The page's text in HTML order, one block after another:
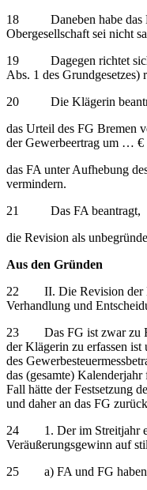
18 Daneben habe das FA
Obergesellschaft sei nicht
19 Dagegen richtet sich
Abs. 1 des Grundgesetzes)
20 Die Klägerin
das Urteil des FG Bremen
der Gewerbeertrag um …
das FA unter Aufhebung
vermindern.
21 Das FA beantragt,
die Revision als
Aus den Gründen
22 II. Die Revision der
Verhandlung und
23 Das FG ist zwar zu
der Klägerin zu erfassen
des
das (gesamte)
Fall hätte der Festsetzung
und daher an das FG
24 1. Der im Streitjahr
Veräußerungsgewinn auf
25 a) FA und FG haben